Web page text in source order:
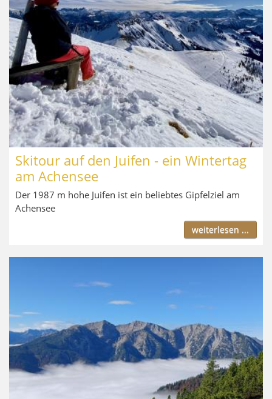
Skitour auf den Juifen - ein Wintertag
am Achensee
Der 1987 m hohe Juifen ist ein beliebtes Gipfelziel am
Achensee
weiterlesen ...